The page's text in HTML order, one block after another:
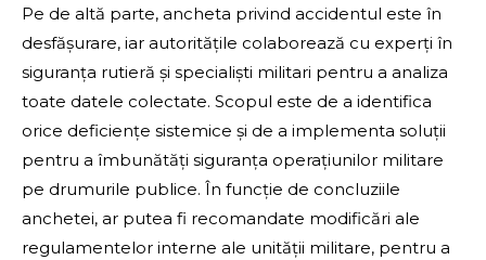
Pe de altă parte, ancheta privind accidentul este în
desfășurare, iar autoritățile colaborează cu experți în
siguranța rutieră și specialiști militari pentru a analiza
toate datele colectate. Scopul este de a identifica
orice deficiențe sistemice și de a implementa soluții
pentru a îmbunătăți siguranța operațiunilor militare
pe drumurile publice. În funcție de concluziile
anchetei, ar putea fi recomandate modificări ale
regulamentelor interne ale unității militare, pentru a